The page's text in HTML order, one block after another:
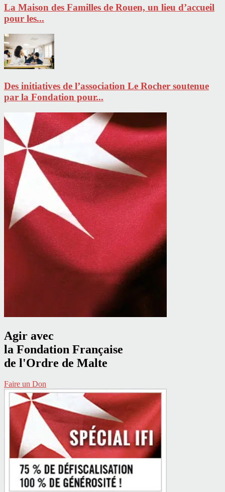
La Maison des Familles de Rouen, un lieu d’accueil
pour les...
Des initiatives de l’association Le Rocher soutenue
par la Fondation pour...
Agir avec
la Fondation Française
de l'Ordre de Malte
Faire un Don